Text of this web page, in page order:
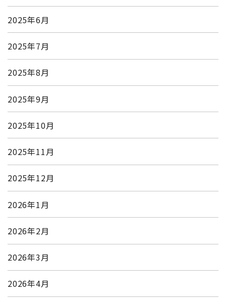
2025年6月
2025年7月
2025年8月
2025年9月
2025年10月
2025年11月
2025年12月
2026年1月
2026年2月
2026年3月
2026年4月